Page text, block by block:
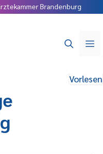
Brandenburg
Vorlesen